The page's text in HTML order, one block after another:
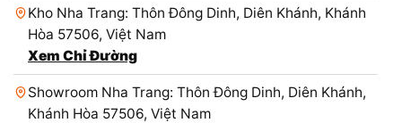
Kho Nha Trang: Thôn Đông Dinh, Diên Khánh, Khánh
Hòa 57506, Việt Nam
Xem Chỉ Đường
Showroom Nha Trang: Thôn Đông Dinh, Diên Khánh,
Khánh Hòa 57506, Việt Nam